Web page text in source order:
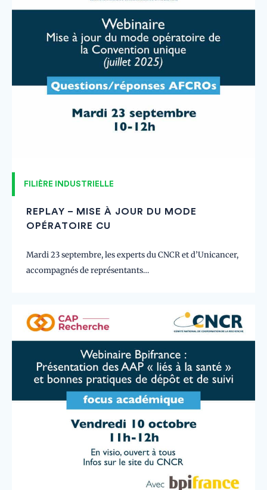
FILIÈRE INDUSTRIELLE
REPLAY – MISE À JOUR DU MODE
OPÉRATOIRE CU
Mardi 23 septembre, les experts du CNCR et d’Unicancer,
accompagnés de représentants…